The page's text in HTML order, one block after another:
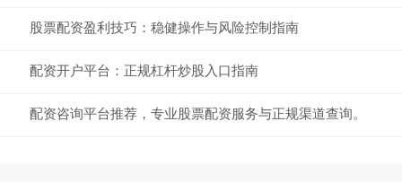
股票配资盈利技巧：稳健操作与风险控制指南
配资开户平台：正规杠杆炒股入口指南
配资咨询平台推荐，专业股票配资服务与正规渠道查询。